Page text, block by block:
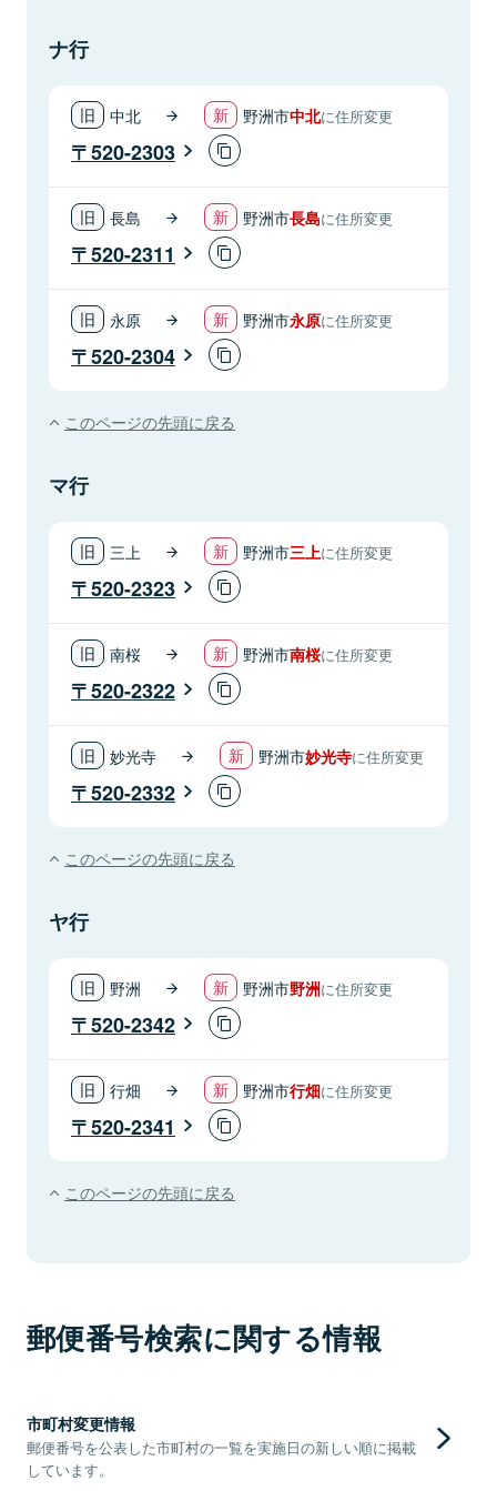
ナ行
中北 野洲市中北に住所変更
520-2303
長島 野洲市長島に住所変更
520-2311
永原 野洲市永原に住所変更
520-2304
このページの先頭に戻る
マ行
三上 野洲市三上に住所変更
520-2323
南桜 野洲市南桜に住所変更
520-2322
妙光寺 野洲市妙光寺に住所変更
520-2332
このページの先頭に戻る
ヤ行
野洲 野洲市野洲に住所変更
520-2342
行畑 野洲市行畑に住所変更
520-2341
このページの先頭に戻る
郵便番号検索に関する情報
市町村変更情報
郵便番号を公表した市町村の一覧を実施日の新しい順に掲載
しています。